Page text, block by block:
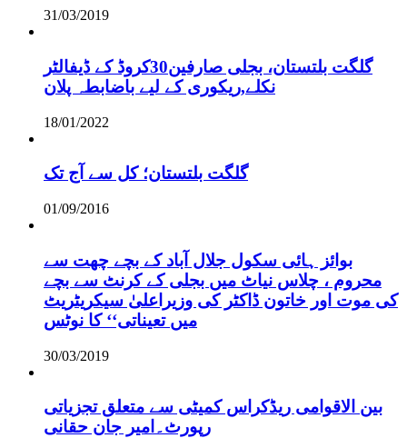
31/03/2019
گلگت بلتستان، بجلی صارفین30کروڈ کے ڈیفالٹر
نکلے,ریکوری کے لیے باضابطہ پلان
18/01/2022
گلگت بلتستان؛ کل سے آج تک
01/09/2016
بوائز ہائی سکول جلال آباد کے بچے چھت سے
محروم ، چلاس نیاٹ میں بجلی کے کرنٹ سے بچے
کی موت اور خاتون ڈاکٹر کی وزیراعلیٰ سیکریٹریٹ
میں تعیناتی‘‘ کا نوٹس
30/03/2019
بین الاقوامی ریڈکراس کمیٹی سے متعلق تجزیاتی
رپورٹ۔امیر جان حقانی